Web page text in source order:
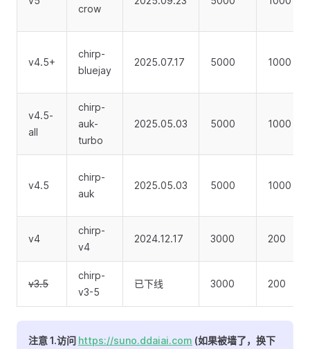
crow
v4.5+
chirp-
bluejay
2025.07.17 5000 1000
v4.5-
all
chirp-
auk-
turbo
2025.05.03 5000 1000
v4.5
chirp-
auk
2025.05.03 5000 1000
v4
chirp-
v4
2024.12.17 3000 200
v3.5
chirp-
v3-5
已下线 3000 200
注意 1.访问 https://suno.ddaiai.com (如果被墙了，换下